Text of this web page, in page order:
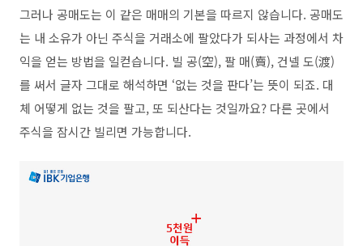
그러나 공매도는 이 같은 매매의 기본을 따르지 않습니다. 공매도
는 내 소유가 아닌 주식을 거래소에 팔았다가 되사는 과정에서 차
익을 얻는 방법을 일컫습니다. 빌 공(空), 팔 매(賣),건넬 도(渡)
를 써서 글자 그대로 해석하면 ‘없는 것을 판다’는 뜻이 되죠. 대
체 어떻게 없는 것을 팔고,또 되산다는 것일까요? 다른 곳에서
주식을 잠시간 빌리면 가능합니다.